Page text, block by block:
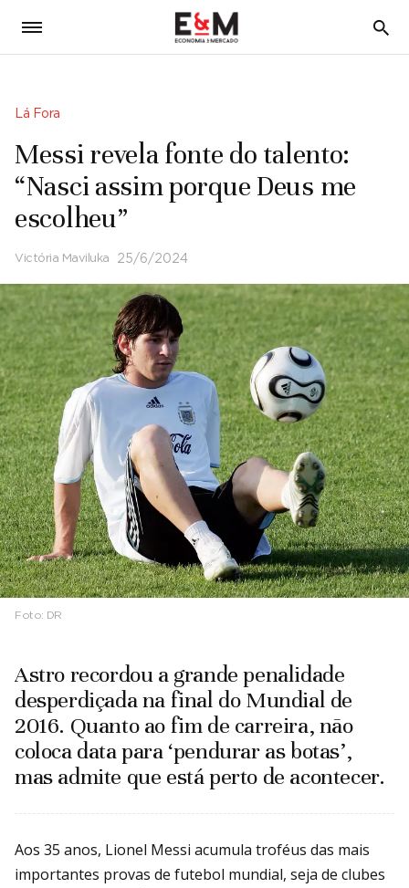
5
Lá Fora
Messi revela fonte do talento:
“Nasci assim porque Deus me
escolheu”
Victória Maviluka 25/6/2024
Foto: DR
Astro recordou a grande penalidade
desperdiçada na final do Mundial de
2016. Quanto ao fim de carreira, não
coloca data para ‘pendurar as botas’,
mas admite que está perto de acontecer.
Aos 35 anos, Lionel Messi acumula troféus das mais
importantes provas de futebol mundial, seja de clubes